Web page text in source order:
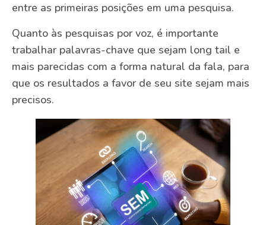
entre as primeiras posições em uma pesquisa.
Quanto às pesquisas por voz, é importante
trabalhar palavras-chave que sejam long tail e
mais parecidas com a forma natural da fala, para
que os resultados a favor de seu site sejam mais
precisos.